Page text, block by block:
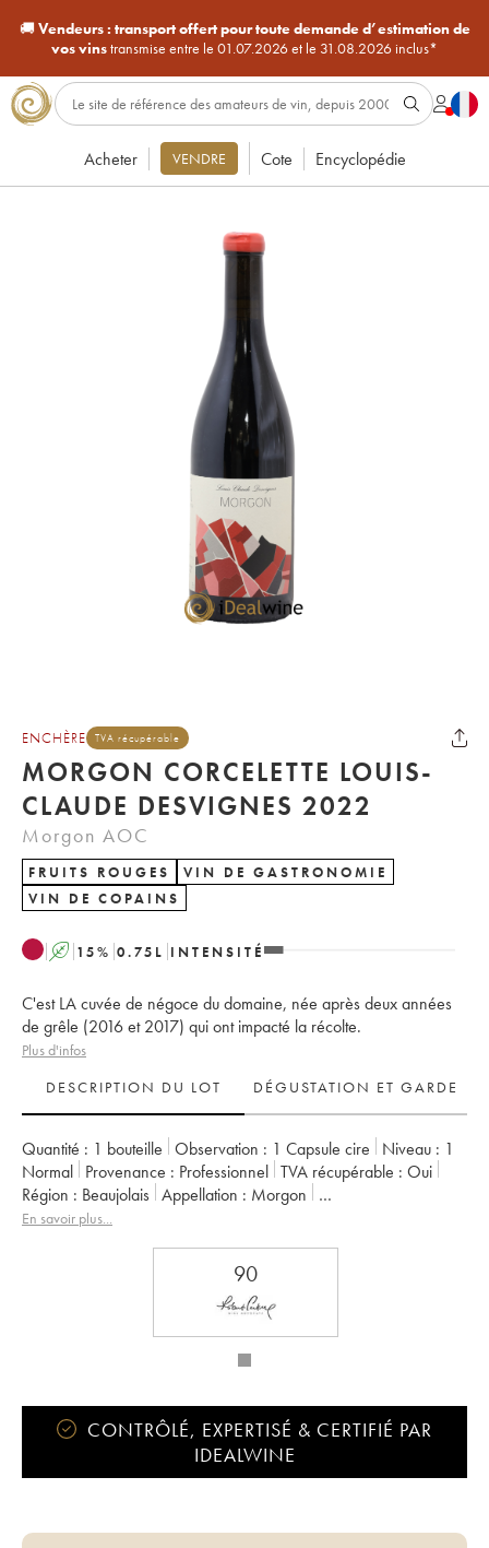
🚚Vendeurs : transport offert pour toute demande d’estimation de
vos vinstransmise entre le 01.07.2026 et le 31.08.2026 inclus*
Acheter VENDRE Cote Encyclopédie
ENCHÈRE TVA récupérable
MORGON CORCELETTE LOUIS-
CLAUDE DESVIGNES 2022
Morgon AOC
FRUITS ROUGES
VIN DE GASTRONOMIE
VIN DE COPAINS
A 15% 0.75 L INTENSITÉ
C'est LA cuvée de négoce du domaine, née après deux années
de grêle (2016 et 2017) qui ont impacté la récolte.
Plus d'infos
DESCRIPTION DU LOT
DÉGUSTATION ET GARDE
Quantité : 1 bouteille Observation : 1 Capsule cire Niveau : 1
Normal
Provenance : professionnel TVA récupérable :
oui
Région :
Beaujolais Appellation :
Morgon
Propriétaire :
En savoir plus...
90
CONTRÔLÉ, EXPERTISÉ & CERTIFIÉ PAR
IDEALWINE